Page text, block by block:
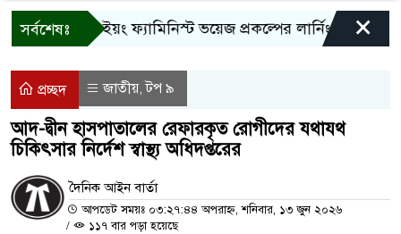
সর্বশেষঃ
বান্দরবানে ইয়ং ফ্যামিনিস্ট ভয়েজ প্রকল্পের লার্নিং শেয়ারিং
×
প্রচ্ছদ জাতীয়,টপ ৯
আদ-দ্বীন হাসপাতালের রেফারকৃত রোগীদের যথাযথ
চিকিৎসার নির্দেশ স্বাস্থ্য অধিদপ্তরের
দৈনিক আইন বার্তা
আপডেট সময়ঃ ০৩:২৭:৪৪ অপরাহ্ন, শনিবার, ১৩ জুন ২০২৬
/
১১৭ বার পড়া হয়েছে